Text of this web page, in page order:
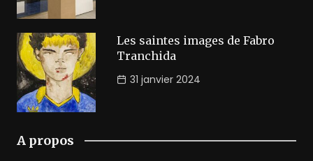
Les saintes images de Fabro
Tranchida
31 janvier 2024
A propos